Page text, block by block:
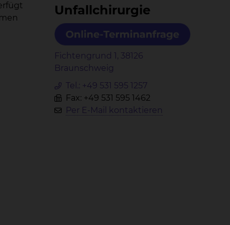
Un­fall­chir­ur­gie
Fichtengrund 1, 38126
Braunschweig
Tel.: +49 531 595 1257
Fax: +49 531 595 1462
Per E-Mail kontaktieren